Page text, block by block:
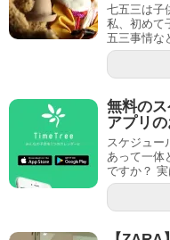
七五三は子
私、初めて
五三事情な
無料の
アプリの
スケジュー
あって一体
ですか？